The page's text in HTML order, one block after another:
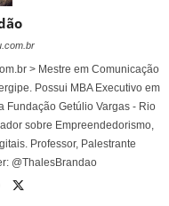
> Mestre em Comunicação
Possui MBA Executivo em
Fundação Getúlio Vargas - Rio
sobre Empreendedorismo,
Professor, Palestrante
@ThalesBrandao